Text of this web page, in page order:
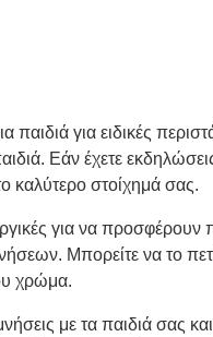
για ειδικές
Εάν έχετε
καλύτερο στοίχημά σας.
για να προσφέρουν
Μπορείτε να το
χρώμα.
με τα παιδιά σας